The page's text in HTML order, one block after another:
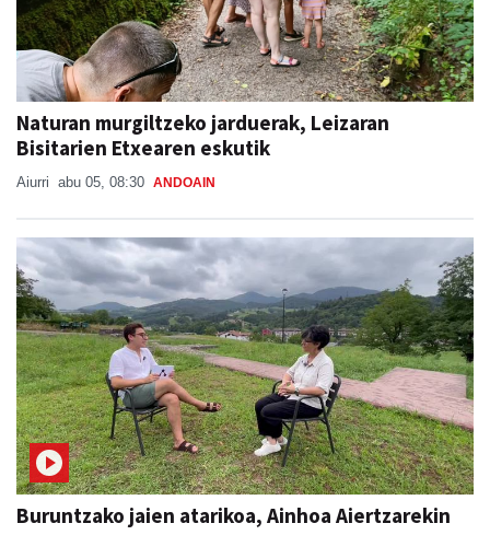
Naturan murgiltzeko jarduerak, Leizaran
Bisitarien Etxearen eskutik
Aiurri abu 05, 08:30 ANDOAIN
Buruntzako jaien atarikoa, Ainhoa Aiertzarekin